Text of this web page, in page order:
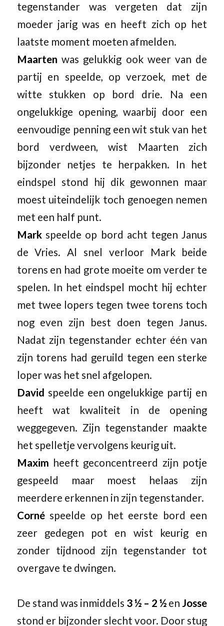
tegenstander was vergeten dat zijn
moeder jarig was en heeft zich op het
laatste moment moeten afmelden.
Maarten was gelukkig ook weer van de
partij en speelde, op verzoek, met de
witte stukken op bord drie. Na een
ongelukkige opening, waarbij door een
eenvoudige penning een wit stuk van het
bord verdween, wist Maarten zich
bijzonder netjes te herpakken. In het
eindspel stond hij dik gewonnen maar
moest uiteindelijk toch genoegen nemen
met een half punt.
Mark speelde op bord acht tegen Janus
de Vries. Al snel verloor Mark beide
torens en had grote moeite om verder te
spelen. In het eindspel mocht hij echter
met twee lopers tegen twee torens toch
nog even zijn best doen tegen Janus.
Nadat zijn tegenstander echter één van
zijn torens had geruild tegen een sterke
loper was het snel afgelopen.
David speelde een ongelukkige partij en
heeft wat kwaliteit in de opening
weggegeven. Zijn tegenstander maakte
het spelletje vervolgens keurig uit.
Maxim heeft geconcentreerd zijn potje
gespeeld maar moest helaas zijn
meerdere erkennen in zijn tegenstander.
Corné speelde op het eerste bord een
zeer gedegen pot en wist keurig en
zonder tijdnood zijn tegenstander tot
overgave te dwingen.
De stand was inmiddels 3 ½ – 2 ½ enJosse
stond er bijzonder slecht voor. Door stug